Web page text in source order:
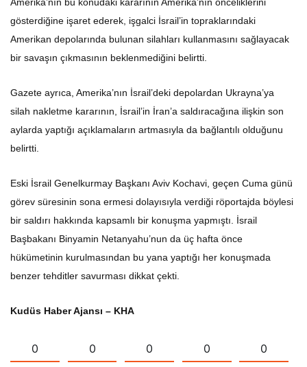
gösterdiğine işaret ederek, işgalci İsrail’in topraklarındaki
Amerikan depolarında bulunan silahları kullanmasını sağlayacak
bir savaşın çıkmasının beklenmediğini belirtti.
Gazete ayrıca, Amerika’nın İsrail’deki depolardan Ukrayna’ya
silah nakletme kararının, İsrail’in İran’a saldıracağına ilişkin son
aylarda yaptığı açıklamaların artmasıyla da bağlantılı olduğunu
belirtti.
Eski İsrail Genelkurmay Başkanı Aviv Kochavi, geçen Cuma günü
görev süresinin sona ermesi dolayısıyla verdiği röportajda böylesi
bir saldırı hakkında kapsamlı bir konuşma yapmıştı. İsrail
Başbakanı Binyamin Netanyahu’nun da üç hafta önce
hükümetinin kurulmasından bu yana yaptığı her konuşmada
benzer tehditler savurması dikkat çekti.
Kudüs Haber Ajansı – KHA
0 0 0 0 0